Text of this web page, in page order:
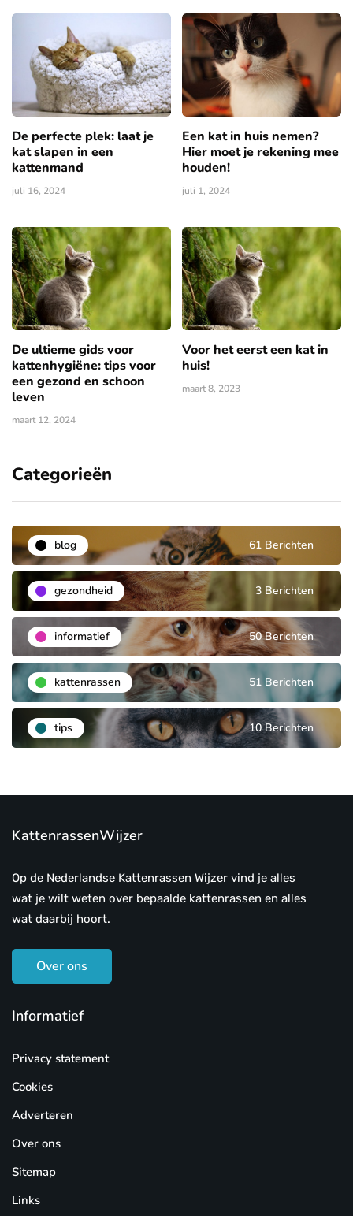
De perfecte plek: laat je
kat slapen in een
kattenmand
juli 16, 2024
Een kat in huis nemen?
Hier moet je rekening mee
houden!
juli 1, 2024
De ultieme gids voor
kattenhygiëne: tips voor
een gezond en schoon
leven
maart 12, 2024
Voor het eerst een kat in
huis!
maart 8, 2023
Categorieën
blog 61 Berichten
gezondheid 3 Berichten
informatief 50 Berichten
kattenrassen 51 Berichten
tips 10 Berichten
KattenrassenWijzer
Op de Nederlandse Kattenrassen Wijzer vind je alles
wat je wilt weten over bepaalde kattenrassen en alles
wat daarbij hoort.
Over ons
Informatief
Privacy statement
Cookies
Adverteren
Over ons
Sitemap
Links